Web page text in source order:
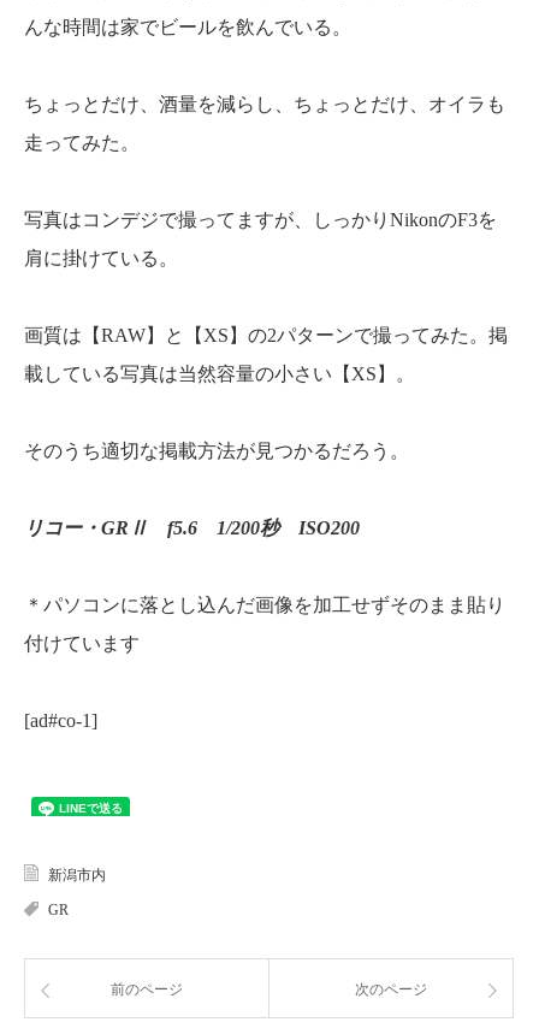
んな時間は家でビールを飲んでいる。
ちょっとだけ、酒量を減らし、ちょっとだけ、オイラも
走ってみた。
写真はコンデジで撮ってますが、しっかりNikonのF3を
肩に掛けている。
画質は【RAW】と【XS】の2パターンで撮ってみた。 掲
載している写真は当然容量の小さい【XS】。
そのうち適切な掲載方法が見つかるだろう。
リコー・GRⅡ f5.6 1/200秒 ISO200
＊パソコンに落とし込んだ画像を加工せずそのまま貼り
付けています
[ad#co-1]
新潟市内
GR
前のページ 次のページ